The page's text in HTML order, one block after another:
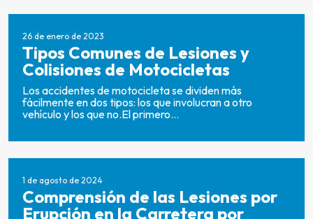
26 de enero de 2023
Tipos Comunes de Lesiones y
Colisiones de Motocicletas
Los accidentes de motocicleta se dividen más
fácilmente en dos tipos: los que involucran a otro
vehículo y los que no.El primero...
1 de agosto de 2024
Comprensión de las Lesiones por
Erupción en la Carretera por